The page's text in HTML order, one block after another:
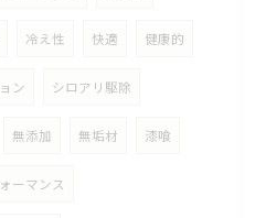
冷え性 快適 健康的
ン シロアリ駆除
無添加 無垢材 漆喰
ーマンス